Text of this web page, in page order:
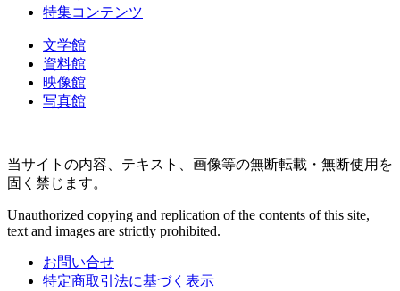
特集コンテンツ
文学館
資料館
映像館
写真館
当サイトの内容、テキスト、画像等の無断転載・無断使用を
固く禁じます。
Unauthorized copying and replication of the contents of this site,
text and images are strictly prohibited.
お問い合せ
特定商取引法に基づく表示